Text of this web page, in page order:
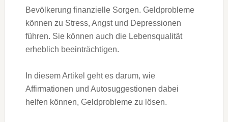
Bevölkerung finanzielle Sorgen. Geldprobleme
können zu Stress, Angst und Depressionen
führen. Sie können auch die Lebensqualität
erheblich beeinträchtigen.
In diesem Artikel geht es darum, wie
Affirmationen und Autosuggestionen dabei
helfen können, Geldprobleme zu lösen.